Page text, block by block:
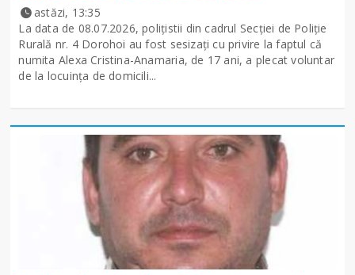
astăzi, 13:35
La data de 08.07.2026, polițistii din cadrul Secției de Poliție
Rurală nr. 4 Dorohoi au fost sesizați cu privire la faptul că
numita Alexa Cristina-Anamaria, de 17 ani, a plecat voluntar
de la locuința de domicili...